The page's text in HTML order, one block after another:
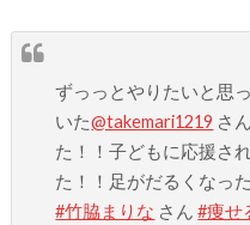
ずっっとやりたいと思
いた@takemari1219 さ
た！！子どもに応援さ
た！！足がだるくなっ
#竹脇まりな さん#痩せ